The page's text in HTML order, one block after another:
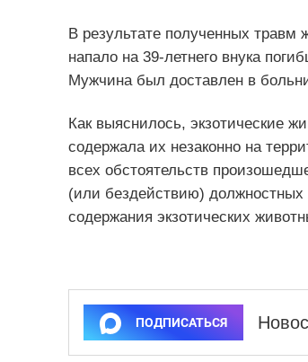
В результате полученных травм
напало на 39-летнего внука
Мужчина был доставлен в
Как выяснилось, экзотические
содержала их незаконно на
всех обстоятельств
(или бездействию) должностных
содержания экзотических
ПОДПИСАТЬСЯ